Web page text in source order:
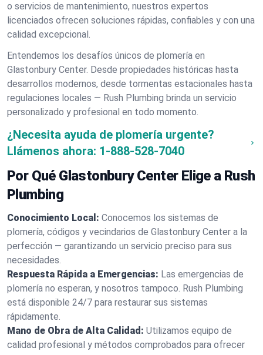
o servicios de mantenimiento, nuestros expertos
licenciados ofrecen soluciones rápidas, confiables y con una
calidad excepcional.
Entendemos los desafíos únicos de plomería en
Glastonbury Center. Desde propiedades históricas hasta
desarrollos modernos, desde tormentas estacionales hasta
regulaciones locales — Rush Plumbing brinda un servicio
personalizado y profesional en todo momento.
¿Necesita ayuda de plomería urgente?
Llámenos ahora: 1-888-528-7040
Por Qué Glastonbury Center Elige a Rush
Plumbing
Conocimiento Local: Conocemos los sistemas de
plomería, códigos y vecindarios de Glastonbury Center a la
perfección — garantizando un servicio preciso para sus
necesidades.
Respuesta Rápida a Emergencias: Las emergencias de
plomería no esperan, y nosotros tampoco. Rush Plumbing
está disponible 24/7 para restaurar sus sistemas
rápidamente.
Mano de Obra de Alta Calidad: Utilizamos equipo de
calidad profesional y métodos comprobados para ofrecer